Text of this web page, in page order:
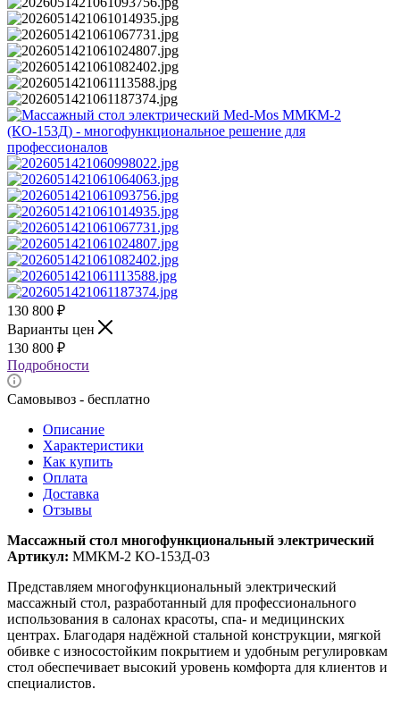
130 800 ₽
Варианты цен
130 800 ₽
Подробности
Самовывоз - бесплатно
Описание
Характеристики
Как купить
Оплата
Доставка
Отзывы
Массажный стол многофункциональный электрический
Артикул: ММКМ-2 КО-153Д-03
Представляем многофункциональный электрический
массажный стол, разработанный для профессионального
использования в салонах красоты, спа- и медицинских
центрах. Благодаря надёжной стальной конструкции, мягкой
обивке с износостойким покрытием и удобным регулировкам
стол обеспечивает высокий уровень комфорта для клиентов и
специалистов.